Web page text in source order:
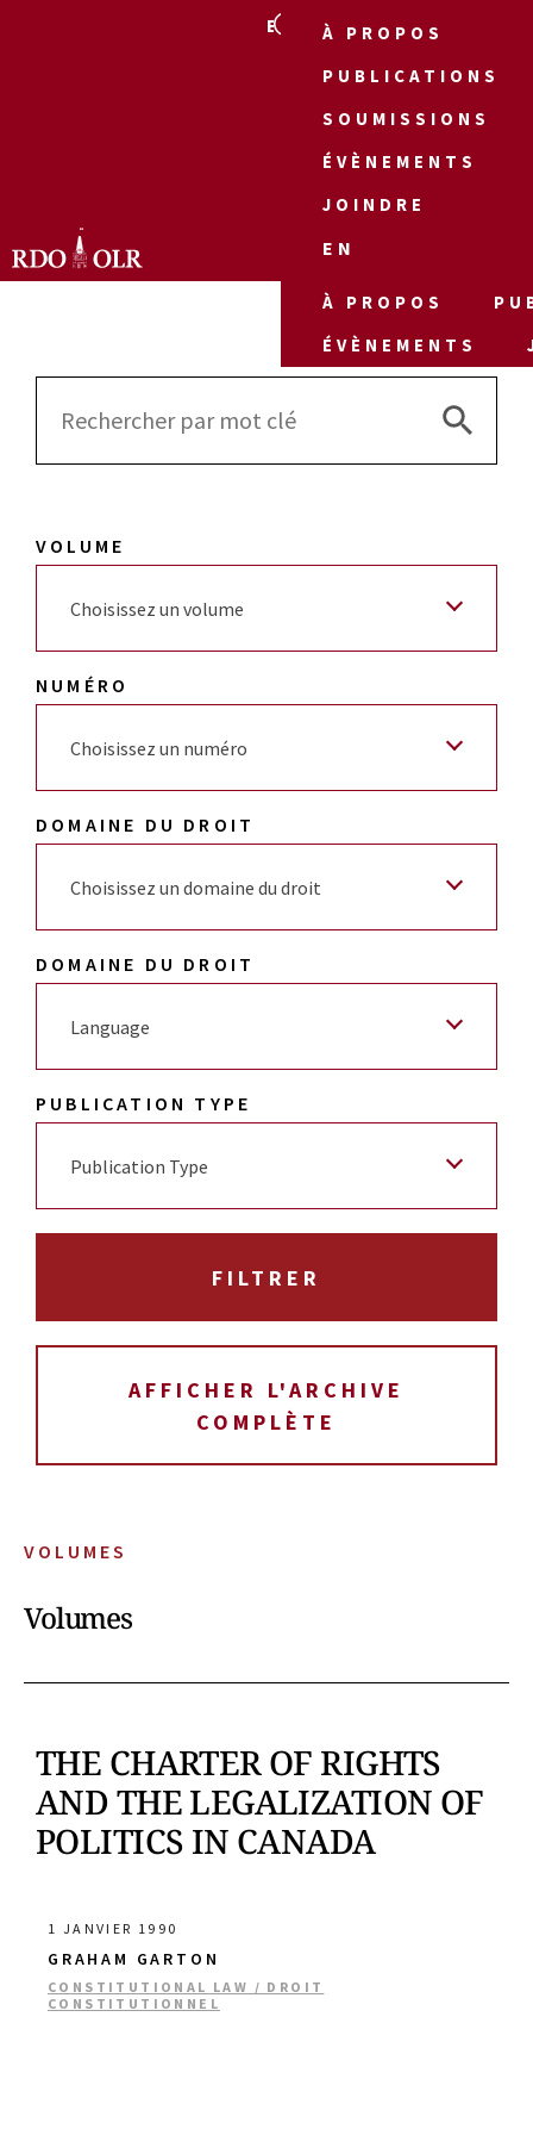
EN
À PROPOS
PUBLICATIONS
SOUMISSIONS
ÉVÈNEMENTS
JOINDRE
EN
À PROPOS
ÉVÈNEMENTS
VOLUMES
Volumes
THE CHARTER OF RIGHTS
AND THE LEGALIZATION OF
POLITICS IN CANADA
1 JANVIER 1990
GRAHAM GARTON
CONSTITUTIONAL LAW / DROIT
CONSTITUTIONNEL
Search
Search
VOLUME
Choisissez un volume
NUMÉRO
Choisissez un numéro
DOMAINE DU DROIT
Choisissez un domaine du droit
DOMAINE DU DROIT
Language
PUBLICATION TYPE
Publication Type
AFFICHER L'ARCHIVE
COMPLÈTE